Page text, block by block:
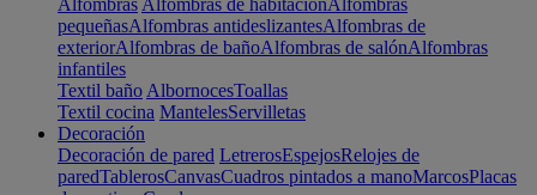
Alfombras Alfombras de habitaciónAlfombras
pequeñasAlfombras antideslizantesAlfombras de
exteriorAlfombras de bañoAlfombras de salónAlfombras
infantiles
Textil baño AlbornocesToallas
Textil cocina MantelesServilletas
Decoración
Decoración de pared LetrerosEspejosRelojes de
paredTablerosCanvasCuadros pintados a manoMarcosPlacas